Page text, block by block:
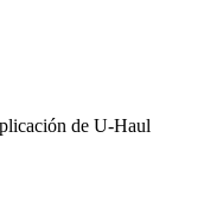
de U-Haul